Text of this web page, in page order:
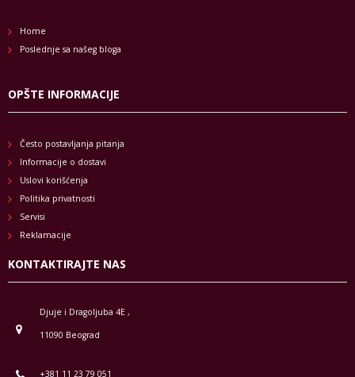
Home
Poslednje sa našeg bloga
OPŠTE INFORMACIJE
Često postavljanja pitanja
Informacije o dostavi
Uslovi korišćenja
Politika privatnosti
Servisi
Reklamacije
KONTAKTIRAJTE NAS
Djuje i Dragoljuba 4E ,
11090 Beograd
+381 11 23 79 051